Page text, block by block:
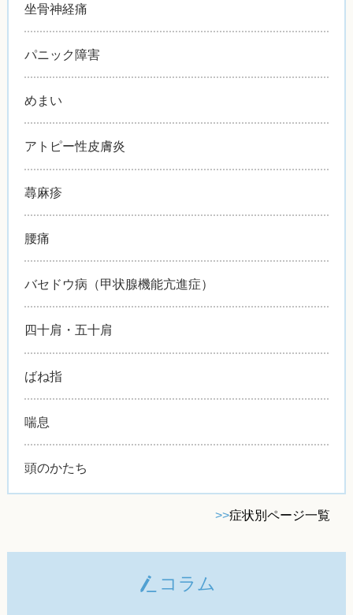
坐骨神経痛
パニック障害
めまい
アトピー性皮膚炎
蕁麻疹
腰痛
バセドウ病（甲状腺機能亢進症）
四十肩・五十肩
ばね指
喘息
頭のかたち
>>症状別ページ一覧
コラム